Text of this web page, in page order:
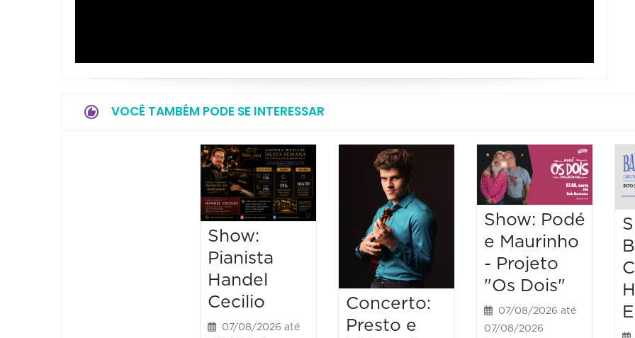
VOCÊ TAMBÉM PODE SE INTERESSAR
Show:
Pianista
Handel
Cecilio
07/08/2026 até
Concerto:
Presto e
Show: Podé
e Maurinho
- Projeto
"Os Dois"
07/08/2026 até
07/08/2026